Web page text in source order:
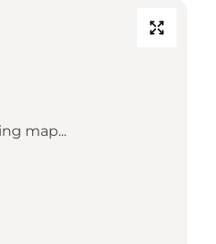
map...